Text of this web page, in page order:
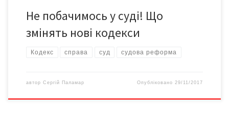
Не побачимось у суді! Що
змінять нові кодекси
Кодекс справа суд судова реформа
автор Сергій Паламар Опубліковано29/11/2017